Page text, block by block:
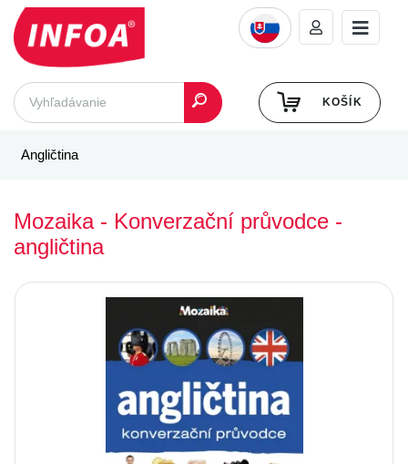
KOŠÍK
Angličtina
Mozaika - Konverzační průvodce -
angličtina